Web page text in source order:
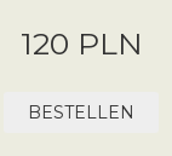
120 PLN
BESTELLEN